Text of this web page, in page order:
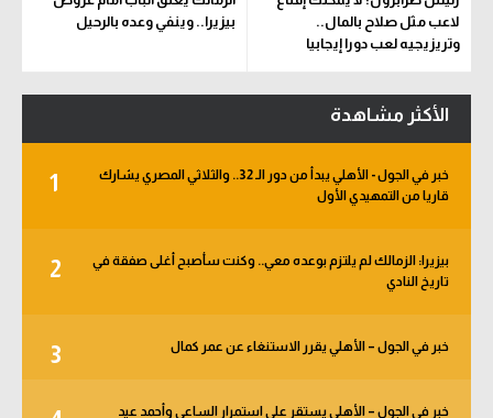
لاعب مثل صلاح بالمال..
وتريزيجيه لعب دورا إيجابيا
بيزيرا.. وينفي وعده بالرحيل
الأكثر مشاهدة
1
خبر في الجول - الأهلي يبدأ من دور الـ 32.. والثلاثي المصري يشارك
قاريا من التمهيدي الأول
2
بيزيرا: الزمالك لم يلتزم بوعده معي.. وكنت سأصبح أغلى صفقة في
تاريخ النادي
3 خبر في الجول – الأهلي يقرر الاستنغاء عن عمر كمال
خبر في الجول – الأهلي يستقر على استمرار الساعي وأحمد عيد